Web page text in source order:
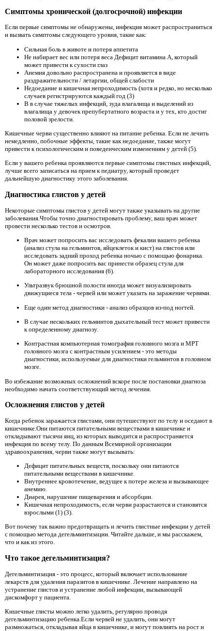
Симптомы хронической (долгосрочной) инфекции
Если первые симптомы не обнаружены, инфекция может распространиться
и вызвать симптомы следующего уровня, такие как:
Сильная боль в животе и потеря аппетита
Не набирает вес или потеря веса Дефицит витамина А, который
может привести к сухости глаз
Анемия довольно распространена и проявляется в виде
раздражительности / летаргии, общей слабости
Недоедание и кишечная непроходимость (хотя и редко, но несколько
случаев регистрируются каждый год (3)
В в случае тяжелых инфекций, зуда влагалища и выделений из
влагалища у девочек препубертатного возраста и у тех, кто достиг
половой зрелости.
Кишечные черви существенно влияют на питание ребенка. Если не лечить
немедленно, побочные эффекты, такие как недоедание, также могут
привести к психологическим и поведенческим изменениям у детей (5).
Если у вашего ребенка проявляются первые симптомы глистных инфекций,
лучше всего записаться на прием к педиатру, который проведет
дальнейшую диагностику этого заболевания.
Диагностика глистов у детей
Некоторые симптомы глистов у детей могут также указывать на другие
заболевания.Чтобы точно диагностировать проблему, ваш врач может
провести несколько тестов и осмотров.
Врач может попросить вас исследовать фекалии вашего ребенка
(анализ стула на гельминтов, яйцеклеток и кист) на глистов или
исследовать задний проход ребенка ночью с помощью фонарика.
Он может даже попросить вас принести образец стула для
лабораторного исследования (6).
Ультразвук брюшной полости иногда может визуализировать
движущиеся тела - червей или может указать на заражение червями.
Еще один метод диагностики - анализ образцов из-под ногтей.
В случае нескольких гельминтов дыхательный тест может привести
к определенному диагнозу.
Контрастная компьютерная томография головного мозга и МРТ
головного мозга с контрастным усилением - это методы
диагностики, используемые для диагностики гельминтов в головном
мозге.
Во избежание возможных осложнений вскоре после постановки диагноза
необходимо начать соответствующий метод лечения.
Осложнения глистов у детей
Когда ребенок заражается глистами, они путешествуют по телу и оседают в
кишечнике.Они питаются питательными веществами в кишечнике и
откладывают тысячи яиц, из которых выводится и распространяется
инфекция по всему телу. По данным Всемирной организации
здравоохранения, черви также могут вызывать:
Дефицит питательных веществ, поскольку они питаются
питательными веществами в кишечнике.
Внутреннее кровотечение, ведущее к потере железа и вызывающее
анемию.
Диарея, нарушение пищеварения и абсорбции.
Кишечная непроходимость, если черви разрастаются и становятся
взрослыми (1) (3).
Вот почему так важно предотвращать и лечить глистные инфекции у детей
с помощью метода дегельминтизации. Читайте дальше, и мы расскажем,
что и как из этого.
Что такое дегельминтизация?
Дегельминтизация - это процесс, который включает использование
лекарств для удаления паразитов в кишечнике. Лечение направлено на
устранение глистов и устранение любой инфекции, вызывающей
дискомфорт у пациента.
Кишечные глисты можно легко удалить, регулярно проводя
дегельминтизацию ребенка.Если червей не удалить, они могут
размножаться, откладывая яйца в кишечнике, и могут повлиять на рост и